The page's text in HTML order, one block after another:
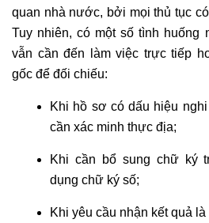
quan nhà nước, bởi mọi thủ tục
Tuy nhiên, có một số tình huống
vẫn cần đến làm việc trực tiếp
gốc để đối chiếu:
Khi hồ sơ có dấu hiệu
cần xác minh thực địa;
Khi cần bổ sung chữ ký
dụng chữ ký số;
Khi yêu cầu nhận kết quả